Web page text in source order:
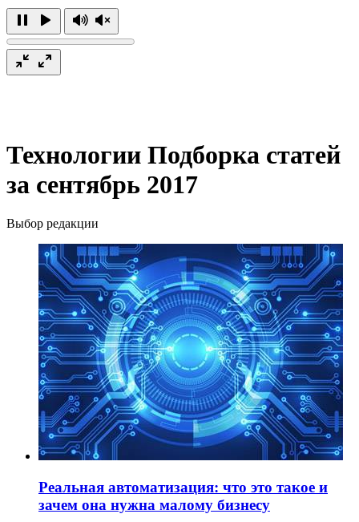
Технологии Подборка статей
за сентябрь 2017
Выбор редакции
Реальная автоматизация: что это такое и
зачем она нужна малому бизнесу